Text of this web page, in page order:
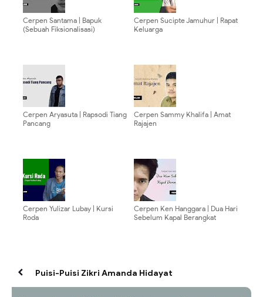
Cerpen Santama | Bapuk
(Sebuah Fiksionalisasi)
Cerpen Sucipte Jamuhur | Rapat
Keluarga
Cerpen Aryasuta | Rapsodi Tiang
Pancang
Cerpen Sammy Khalifa | Amat
Rajajen
Cerpen Yulizar Lubay | Kursi
Roda
Cerpen Ken Hanggara | Dua Hari
Sebelum Kapal Berangkat
Puisi-Puisi Zikri Amanda Hidayat